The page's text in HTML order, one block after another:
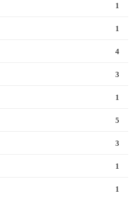
1
1
4
3
1
5
3
1
1